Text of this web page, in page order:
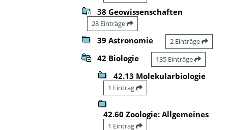
38 Geowissenschaften
28 Einträge
39 Astronomie 2 Einträge
42 Biologie 135 Einträge
42.13 Molekularbiologie
1 Eintrag
42.60 Zoologie: Allgemeines
1 Eintrag